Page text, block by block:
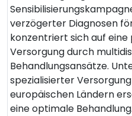
verzögerter Diagnosen
konzentriert sich auf
Versorgung durch
Behandlungsansätze.
spezialisierter
europäischen Ländern
eine optimale Behandlung.